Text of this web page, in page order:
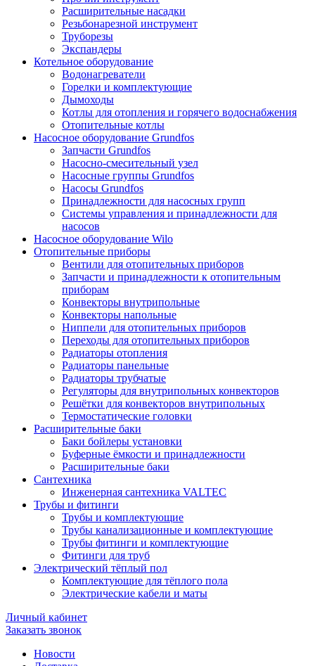
Расширительные насадки
Резьбонарезной инструмент
Труборезы
Экспандеры
Котельное оборудование
Водонагреватели
Горелки и комплектующие
Дымоходы
Котлы для отопления и горячего водоснабжения
Отопительные котлы
Насосное оборудование Grundfos
Запчасти Grundfos
Насосно-смесительный узел
Насосные группы Grundfos
Насосы Grundfos
Принадлежности для насосных групп
Системы управления и принадлежности для
насосов
Насосное оборудование Wilo
Отопительные приборы
Вентили для отопительных приборов
Запчасти и принадлежности к отопительным
приборам
Конвекторы внутрипольные
Конвекторы напольные
Ниппели для отопительных приборов
Переходы для отопительных приборов
Радиаторы отопления
Радиаторы панельные
Радиаторы трубчатые
Регуляторы для внутрипольных конвекторов
Решётки для конвекторов внутрипольных
Термостатические головки
Расширительные баки
Баки бойлеры установки
Буферные ёмкости и принадлежности
Расширительные баки
Сантехника
Инженерная сантехника VALTEC
Трубы и фитинги
Трубы и комплектующие
Трубы канализационные и комплектующие
Трубы фитинги и комплектующие
Фитинги для труб
Электрический тёплый пол
Комплектующие для тёплого пола
Электрические кабели и маты
Личный кабинет
Заказать звонок
Новости